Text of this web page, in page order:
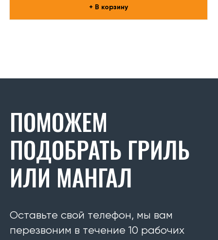
+ В корзину
ПОМОЖЕМ
ПОДОБРАТЬ ГРИЛЬ
ИЛИ МАНГАЛ
Оставьте свой телефон, мы вам
перезвоним в течение 10 рабочих